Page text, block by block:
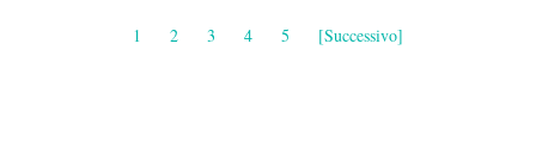
1 2 3 4 5 [Successivo]